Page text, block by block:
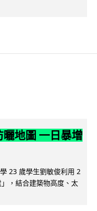
地圖 一日暴增
23 歲學生劉敏俊利用 2
，結合建築物高度、太